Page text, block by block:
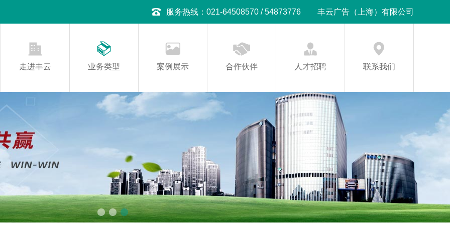
服务热线：021-64508570 / 54873776 丰云广告（上海）有限公司
走进丰云 业务类型 案例展示 合作伙伴 人才招聘 联系我们